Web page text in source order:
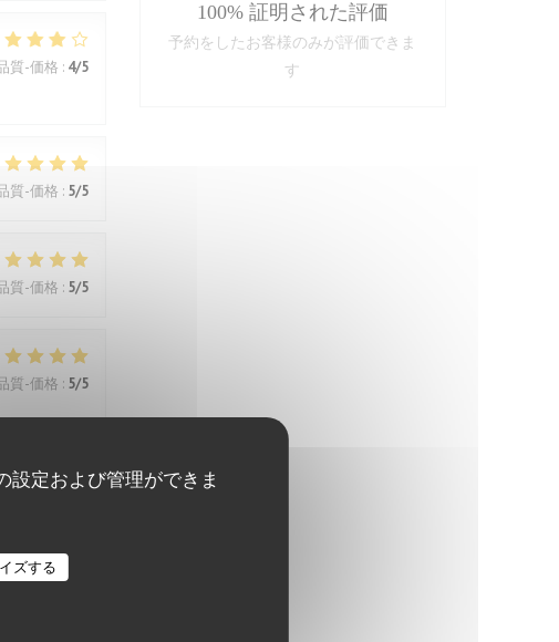
設定および管理ができま
ズする
質-価格 : 4/5
質-価格 : 5/5
質-価格 : 5/5
質-価格 : 5/5
100% 証明された評価
予約をしたお客様のみが評価できま
す